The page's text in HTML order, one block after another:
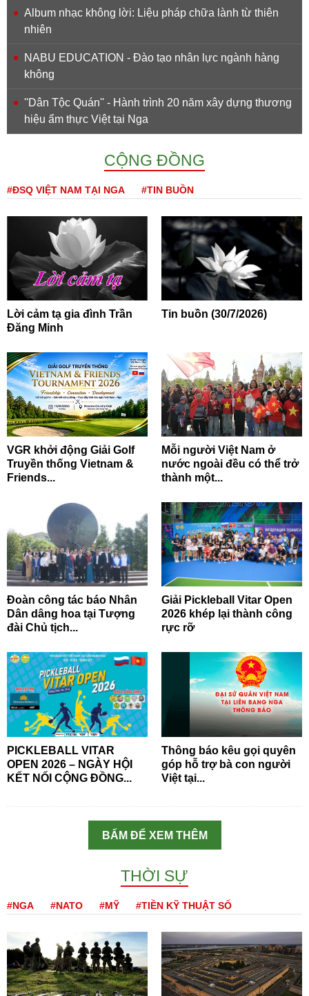
Album nhạc không lời: Liệu pháp chữa lành từ thiên
nhiên
NABU EDUCATION - Đào tạo nhân lực ngành hàng
không
''Dân Tộc Quán'' - Hành trình 20 năm xây dựng thương
hiệu ẩm thực Việt tại Nga
CỘNG ĐỒNG
#ĐSQ VIỆT NAM TẠI NGA #TIN BUỒN
Lời cảm tạ gia đình Trần
Đăng Minh
Tin buồn (30/7/2026)
VGR khởi động Giải Golf
Truyền thống Vietnam &
Friends...
Mỗi người Việt Nam ở
nước ngoài đều có thể trở
thành một...
Đoàn công tác báo Nhân
Dân dâng hoa tại Tượng
đài Chủ tịch...
Giải Pickleball Vitar Open
2026 khép lại thành công
rực rỡ
PICKLEBALL VITAR
OPEN 2026 – NGÀY HỘI
KẾT NỐI CỘNG ĐỒNG...
Thông báo kêu gọi quyên
góp hỗ trợ bà con người
Việt tại...
BẤM ĐỂ XEM THÊM
THỜI SỰ
#NGA #NATO #MỸ #TIỀN KỸ THUẬT SỐ